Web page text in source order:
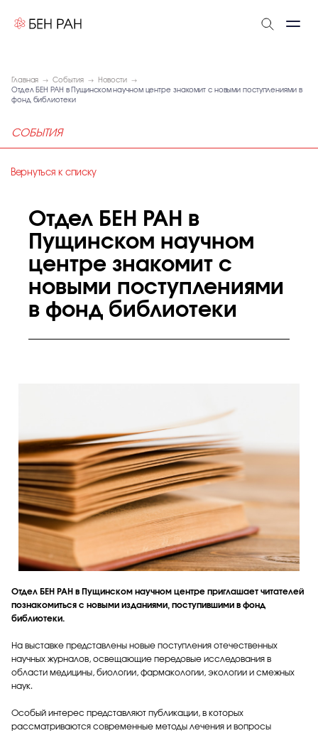
Главная События
Новости
Отдел БЕН РАН в Пущинском научном центре знакомит с новыми поступлениями в
фонд библиотеки
СОБЫТИЯ
Вернуться к списку
Отдел БЕН РАН в
Пущинском научном
центре знакомит с
новыми поступлениями
в фонд библиотеки
Отдел БЕН РАН в Пущинском научном центре приглашает читателей
познакомиться с новыми изданиями, поступившими в фонд
библиотеки.
На выставке представлены новые поступления отечественных
научных журналов, освещающие передовые исследования в
области медицины, биологии, фармакологии, экологии и смежных
наук.
Особый интерес представляют публикации, в которых
рассматриваются современные методы лечения и вопросы